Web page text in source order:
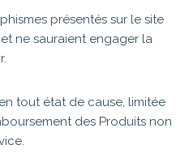
présentés sur le site
ne sauraient engager la
tout état de cause, limitée
des Produits non